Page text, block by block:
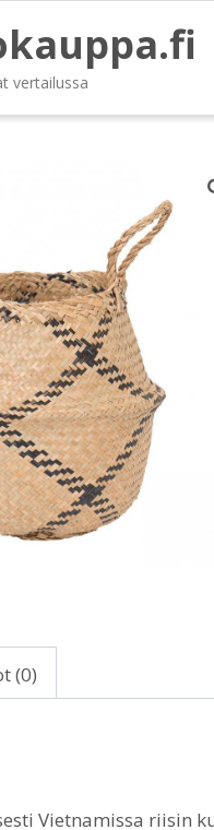
vertailussa
(0)
Vietnamissa riisin